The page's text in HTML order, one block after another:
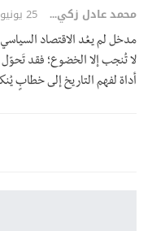
محمد عادل زكي 25 يونيو 2025
مدخل لم يعُد الاقتصاد
لا تُنجب إلا الخضوع؛ فقد
أداة لفهم التاريخ إلى خطابٍ